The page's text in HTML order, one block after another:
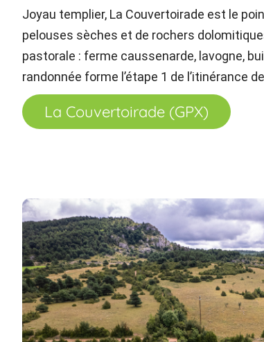
Joyau templier, La Couvertoirade est le
pelouses sèches et de rochers
pastorale : ferme caussenarde, lavogne,
randonnée forme l’étape 1 de l’itinérance
La Couvertoirade (GPX)